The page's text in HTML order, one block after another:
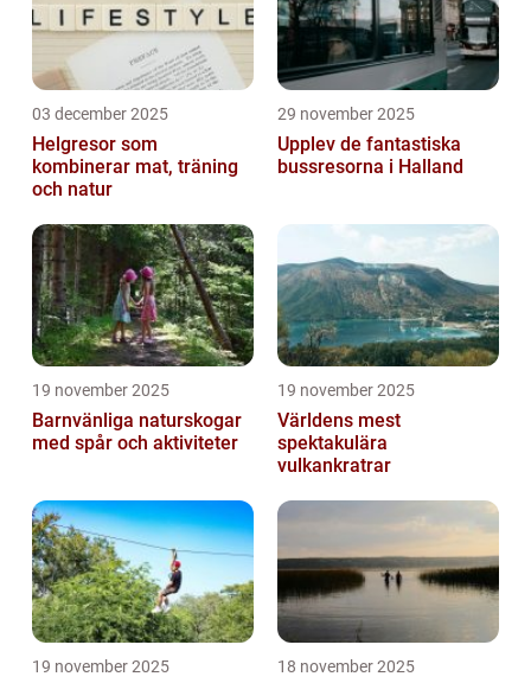
03 december 2025
Helgresor som
kombinerar mat, träning
och natur
29 november 2025
Upplev de fantastiska
bussresorna i Halland
19 november 2025
Barnvänliga naturskogar
med spår och aktiviteter
19 november 2025
Världens mest
spektakulära
vulkankratrar
19 november 2025 18 november 2025